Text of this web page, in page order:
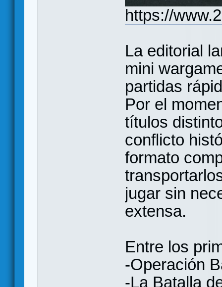
https://
La editorial
mini
partidas
Por el
títulos
conflicto
formato
jugar sin
extensa.
Entre los
-Operación
-La Batalla